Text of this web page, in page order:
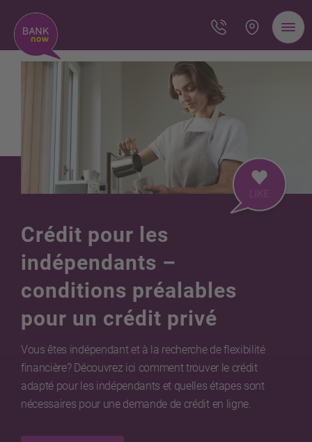
Crédit pour les
indépendants –
conditions préalables
pour un crédit privé
Vous êtes indépendant et à la recherche de flexibilité
financière? Découvrez ici comment trouver le crédit
adapté pour les indépendants et quelles étapes sont
nécessaires pour une demande de crédit en ligne.